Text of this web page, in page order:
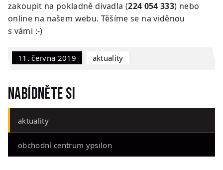
zakoupit na pokladně divadla (224 054 333) nebo
online na našem webu. Těšíme se na viděnou
s vámi :-)
11. června 2019 Aktuality
Nabídněte si
aktuality
obchodní centrum ypsilon